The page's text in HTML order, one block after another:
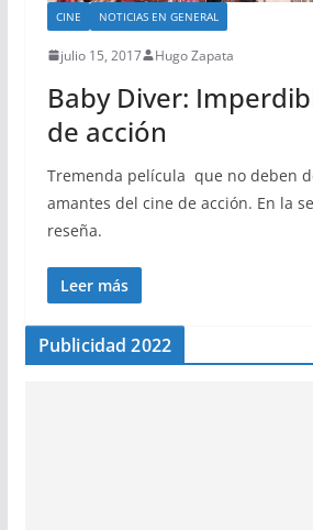
CINE NOTICIAS EN GENERAL
julio 15, 2017 Hugo Zapata
Baby Diver:
de acción
Tremenda película que no deben
amantes del cine de acción. En la
reseña.
Leer más
Publicidad 2022